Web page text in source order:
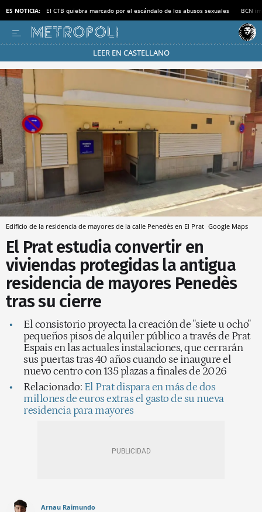
ES NOTICIA: El CTB quiebra marcado por el escándalo de los abusos sexuales BCN
LEER EN CASTELLANO
Pásate al MODO AHORRO
Edificio de la residencia de mayores de la calle Penedès en El Prat Google Maps
El Prat estudia convertir en
viviendas protegidas la antigua
residencia de mayores Penedès
tras su cierre
El consistorio proyecta la creación de "siete u ocho"
pequeños pisos de alquiler público a través de Prat
Espais en las actuales instalaciones, que cerrarán
sus puertas tras 40 años cuando se inaugure el
nuevo centro con 135 plazas a finales de 2026
Relacionado: El Prat dispara en más de dos
millones de euros extras el gasto de su nueva
residencia para mayores
Arnau Raimundo